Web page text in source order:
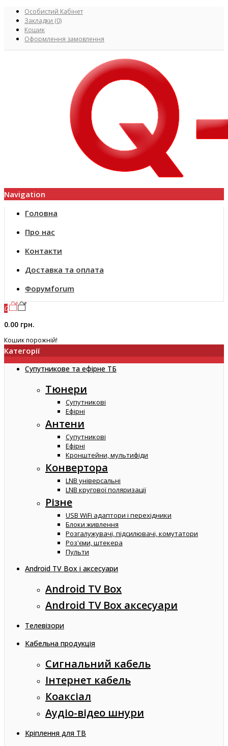
Особистий Кабінет
Закладки (0)
Кошик
Оформлення замовлення
Navigation
Головна
Про нас
Контакти
Доставка та оплата
Форумforum
0
0.00 грн.
Кошик порожній!
Категорії
Супутникове та ефірне ТБ
Тюнери
Супутникові
Ефірні
Антени
Супутникові
Ефірні
Кронштейни, мультифіди
Конвертора
LNB універсальні
LNB кругової поляризації
Різне
USB WiFi адаптори і перехідники
Блоки живлення
Розгалужувачі, підсилювачі, комутатори
Роз'єми, штекера
Пульти
Android TV Box і аксесуари
Android TV Box
Android TV Box аксесуари
Телевізори
Кабельна продукція
Сигнальний кабель
Інтернет кабель
Коаксіал
Аудіо-відео шнури
Кріплення для ТВ